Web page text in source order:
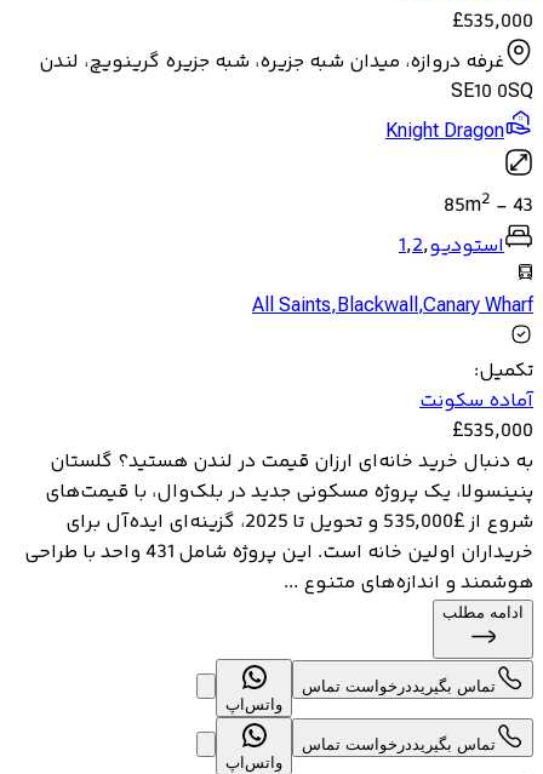
£535,000
غرفه دروازه، میدان شبه جزیره، شبه جزیره گرینویچ، لندن
SE10 0SQ
Knight Dragon
43
-
85m2
استودیو,
1,2
All Saints,Blackwall,Canary Wharf
تکمیل:
آماده سکونت
£535,000
به دنبال خرید خانه‌ای ارزان قیمت در لندن هستید؟ گلستان
پنینسولا، یک پروژه مسکونی جدید در بلک‌وال، با قیمت‌های
شروع از £535,000 و تحویل تا 2025، گزینه‌ای ایده‌آل برای
خریداران اولین خانه است. این پروژه شامل 431 واحد با طراحی
هوشمند و اندازه‌های متنوع ...
ادامه مطلب
تماس بگیریددرخواست تماس
واتس‌اپ
تماس بگیریددرخواست تماس
واتس‌اپ